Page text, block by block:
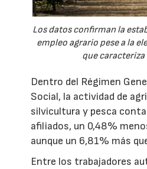
Los datos confirman la
empleo agrario pese a la
que caracteriza
Dentro del Régimen
Social, la actividad de
silvicultura y pesca
afiliados, un 0,48%
aunque un 6,81% más
Entre los trabajadores